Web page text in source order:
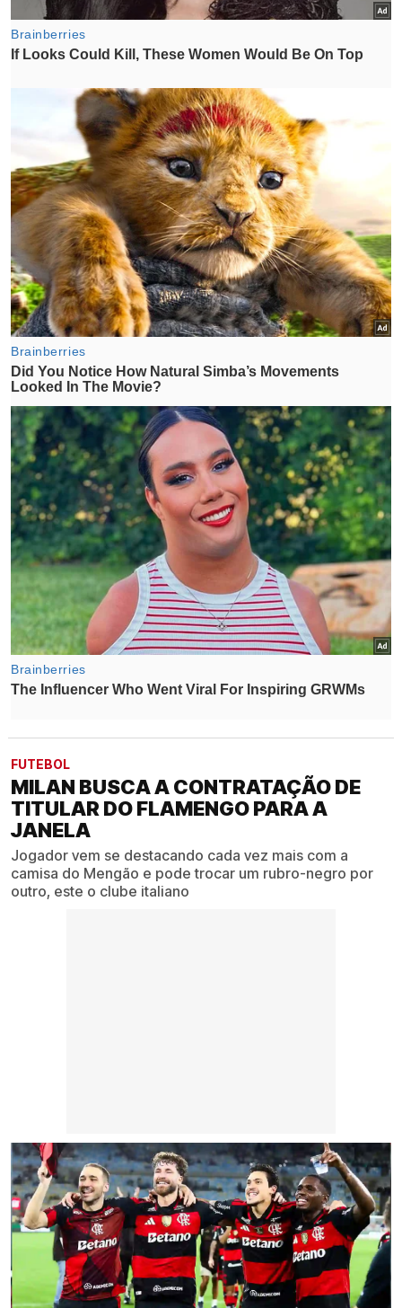
FUTEBOL
MILAN BUSCA A CONTRATAÇÃO DE
TITULAR DO FLAMENGO PARA A
JANELA
Jogador vem se destacando cada vez mais com a
camisa do Mengão e pode trocar um rubro-negro por
outro, este o clube italiano